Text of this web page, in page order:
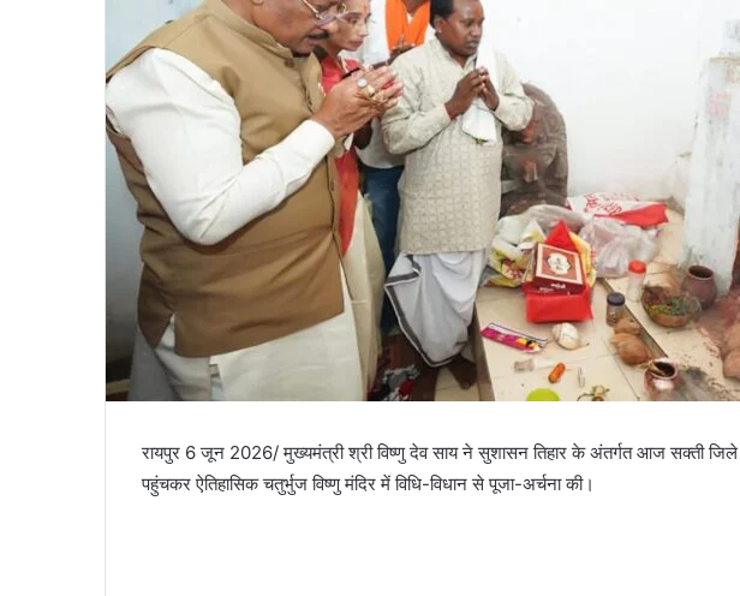
रायपुर 6 जून 2026/ मुख्यमंत्री श्री विष्णु देव साय ने सुशासन तिहार के अंतर्गत आज सक्ती
पहुंचकर ऐतिहासिक चतुर्भुज विष्णु मंदिर में विधि-विधान से पूजा-अर्चना की।